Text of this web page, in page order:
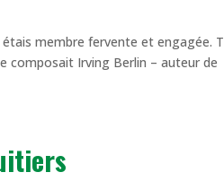
membre fervente et engagée.
composait Irving Berlin – auteur de